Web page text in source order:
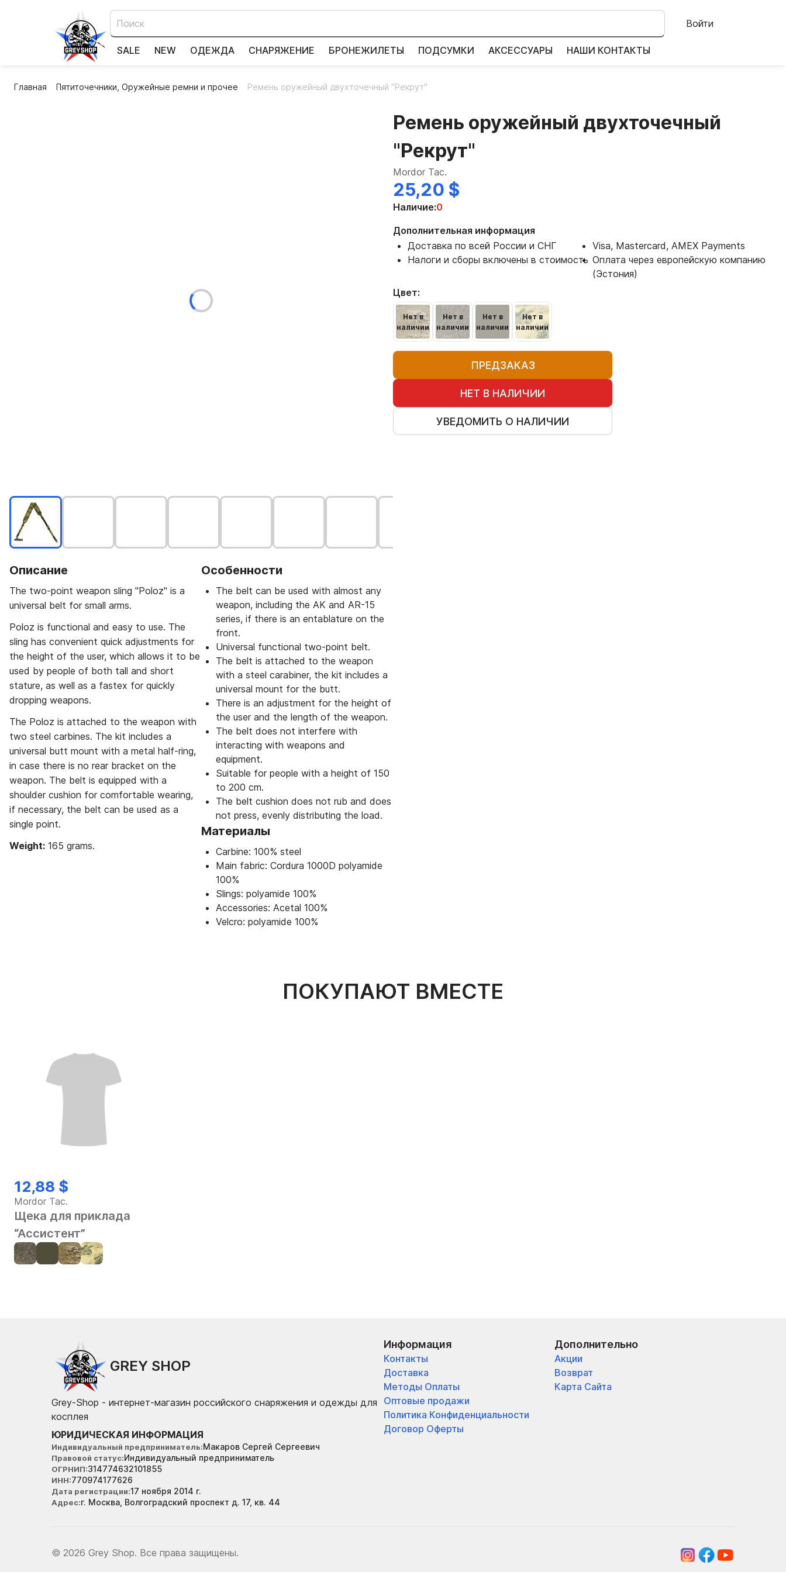
Войти
SALE NEW ОДЕЖДА СНАРЯЖЕНИЕ БРОНЕЖИЛЕТЫ ПОДСУМКИ АКСЕССУАРЫ НАШИ КОНТАКТЫ
Главная Пятиточечники, Оружейные ремни и прочее Ремень оружейный двухточечный "Рекрут"
Описание
The two-point weapon sling "Poloz" is a
universal belt for small arms.
Poloz is functional and easy to use. The
sling has convenient quick adjustments for
the height of the user, which allows it to be
used by people of both tall and short
stature, as well as a fastex for quickly
dropping weapons.
The Poloz is attached to the weapon with
two steel carbines. The kit includes a
universal butt mount with a metal half-ring,
in case there is no rear bracket on the
weapon. The belt is equipped with a
shoulder cushion for comfortable wearing,
if necessary, the belt can be used as a
single point.
Weight: 165 grams.
Особенности
The belt can be used with almost any
weapon, including the AK and AR-15
series, if there is an entablature on the
front.
Universal functional two-point belt.
The belt is attached to the weapon
with a steel carabiner, the kit includes a
universal mount for the butt.
There is an adjustment for the height of
the user and the length of the weapon.
The belt does not interfere with
interacting with weapons and
equipment.
Suitable for people with a height of 150
to 200 cm.
The belt cushion does not rub and does
not press, evenly distributing the load.
Материалы
Carbine: 100% steel
Main fabric: Cordura 1000D polyamide
100%
Slings: polyamide 100%
Accessories: Acetal 100%
Velcro: polyamide 100%
Ремень оружейный двухточечный
"Рекрут"
Mordor Tac.
25,20 $
Наличие:0
Дополнительная информация
Доставка по всей России и СНГ
Visa, Mastercard, AMEX Payments
Налоги и сборы включены в стоимость Оплата через европейскую компанию
(Эстония)
Цвет:
Нет в
наличии
Нет в
наличии
Нет в
наличии
Нет в
наличии
ПРЕДЗАКАЗ
НЕТ В НАЛИЧИИ
УВЕДОМИТЬ О НАЛИЧИИ
ПОКУПАЮТ ВМЕСТЕ
12,88 $
Mordor Tac.
Щека для приклада
“Ассистент”
GREY SHOP
Grey-Shop - интернет-магазин российского снаряжения и одежды для
косплея
ЮРИДИЧЕСКАЯ ИНФОРМАЦИЯ
Индивидуальный предприниматель Макаров Сергей Сергеевич
Правовой статус Индивидуальный предприниматель
ОГРНИП 314774632101855
ИНН 770974177626
Дата регистрации 17 ноября 2014 г.
Адрес г. Москва, Волгоградский проспект д. 17, кв. 44
Информация
Контакты
Доставка
Методы Оплаты
Оптовые продажи
Политика Конфиденциальности
Договор Оферты
Дополнительно
Акции
Возврат
Карта Сайта
© 2026 Grey Shop. Все права защищены.